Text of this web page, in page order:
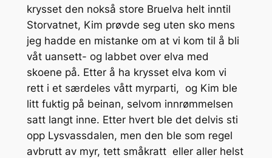
krysset den nokså store Bruelva helt inntil
Storvatnet, Kim prøvde seg uten sko mens
jeg hadde en mistanke om at vi kom til å bli
våt uansett- og labbet over elva med
skoene på. Etter å ha krysset elva kom vi
rett i et særdeles vått myrparti, og Kim ble
litt fuktig på beinan, selvom innrømmelsen
satt langt inne. Etter hvert ble det delvis sti
opp Lysvassdalen, men den ble som regel
avbrutt av myr, tett småkratt eller aller helst